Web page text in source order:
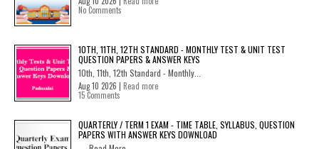
No Comments
10TH, 11TH, 12TH STANDARD - MONTHLY TEST & UNIT TEST
QUESTION PAPERS & ANSWER KEYS
10th, 11th, 12th Standard - Monthly...
Aug 10 2026 | Read more
15 Comments
QUARTERLY / TERM 1 EXAM - TIME TABLE, SYLLABUS, QUESTION
PAPERS WITH ANSWER KEYS DOWNLOAD